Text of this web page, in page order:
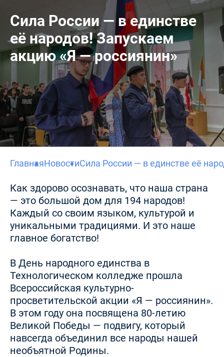
Сила России — в единстве
её народов! Запускаем
акцию «Я — россиянин»
ГлавнаяНовостиСила России — в единстве её
Как здорово осознавать, что наша страна
— это большой дом для 194 народов!
Каждый со своим языком, культурой и
уникальными традициями. И это наше
главное богатство!
В День народного единства в
Технологическом колледже прошла
Всероссийская культурно-
просветительской акции «Я — россиянин».
В этом году она посвящена 80-летию
Великой Победы — подвигу, который
навсегда объединил все народы нашей
необъятной Родины.